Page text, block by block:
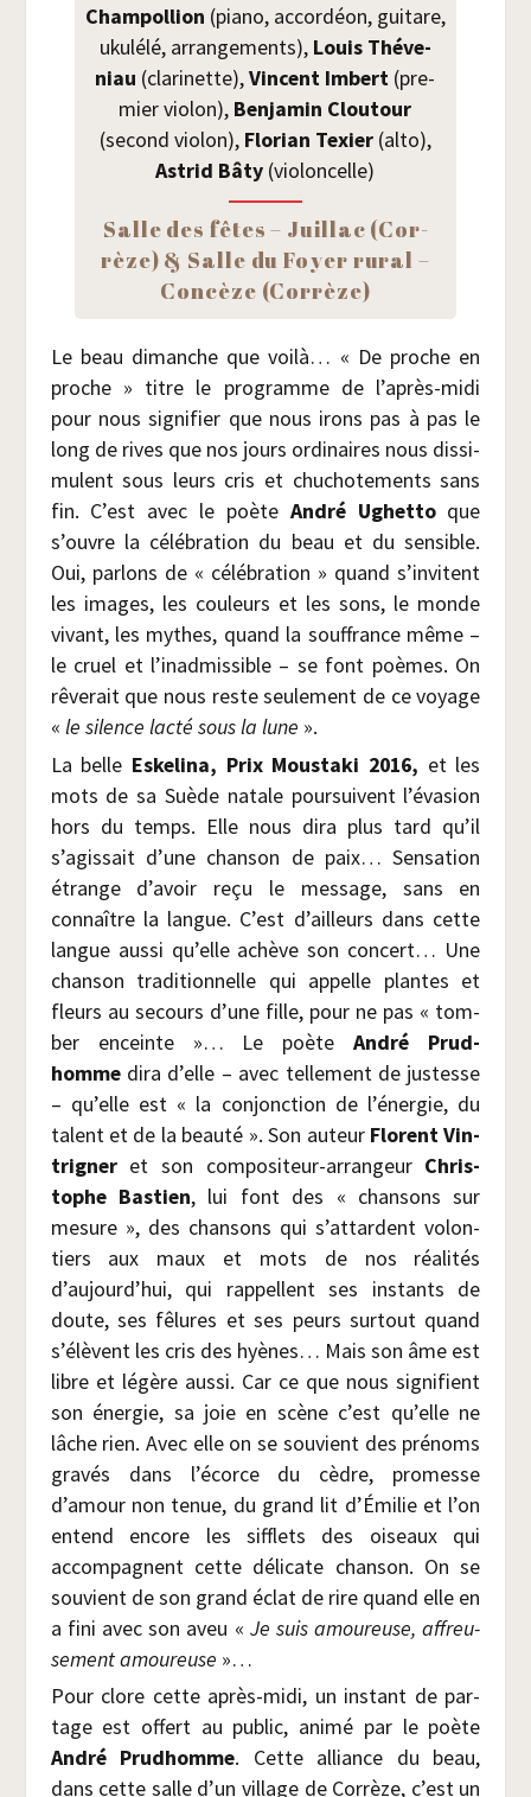
Cham­pol­lion (pia­no, accor­déon, gui­tare,
uku­lé­lé, arran­ge­ments), Louis Thé­ve­
niau (cla­ri­nette),Vincent Imbert (pre­
mier vio­lon), Ben­ja­min Clou­tour
(second vio­lon), Flo­rian Texier(alto),
Astrid Bâty (vio­lon­celle)
Salle des fêtes – Juillac (Cor­
rèze) & Salle du Foyer rural –
Concèze (Cor­rèze)
Le beau dimanche que voi­là… « De proche en
proche » titre le pro­gramme de l’après-midi
pour nous signi­fier que nous irons pas à pas le
long de rives que nos jours ordi­naires nous dis­si­
mulent sous leurs cris et chu­cho­te­ments sans
fin. C’est avec le poète André Ughet­toque
s’ouvre la célé­bra­tion du beau et du sen­sible.
Oui, par­lons de « célé­bra­tion » quand s’invitent
les images, les cou­leurs et les sons, le monde
vivant, les mythes, quand la souf­france même –
le cruel et l’inadmissible – se font poèmes. On
rêve­rait que nous reste seule­ment de ce voyage
« le silence lac­té sous la lune ».
La belle Eske­li­na, Prix Mous­ta­ki 2016, et les
mots de sa Suède natale pour­suivent l’évasion
hors du temps. Elle nous dira plus tard qu’il
s’agissait d’une chan­son de paix… Sen­sa­tion
étrange d’avoir reçu le mes­sage, sans en
connaître la langue. C’est d’ailleurs dans cette
langue aus­si qu’elle achève son concert… Une
chan­son tra­di­tion­nelle qui appelle plantes et
fleurs au secours d’une fille, pour ne pas « tom­
ber enceinte »… Le poèteAndré Prud­
hommedira d’elle – avec tel­le­ment de jus­tesse
– qu’elle est « la conjonc­tion de l’énergie, du
talent et de la beau­té ». Son auteur Florent Vin­
tri­gneret son com­po­si­teur-arran­geur Chris­
tophe Bas­tien, lui font des « chan­sons sur
mesure », des chan­sons qui s’attardent volon­
tiers aux maux et mots de nos réa­li­tés
d’aujourd’hui, qui rap­pellent ses ins­tants de
doute, ses fêlures et ses peurs sur­tout quand
s’élèvent les cris des hyènes… Mais son âme est
libre et légère aus­si. Car ce que nous signi­fient
son éner­gie, sa joie en scène c’est qu’elle ne
lâche rien. Avec elle on se sou­vient des pré­noms
gra­vés dans l’écorce du cèdre, pro­messe
d’amour non tenue, du grand lit d’Émilie et l’on
entend encore les sif­flets des oiseaux qui
accom­pagnent cette déli­cate chan­son. On se
sou­vient de son grand éclat de rire quand elle en
a fini avec son aveu « Je suis amou­reuse, affreu­
se­ment amou­reuse »…
Pour clore cette après-midi, un ins­tant de par­
tage est offert au public, ani­mé par le poète
André Prud­homme. Cette alliance du beau,
dans cette salle d’un vil­lage de Cor­rèze, c’est un